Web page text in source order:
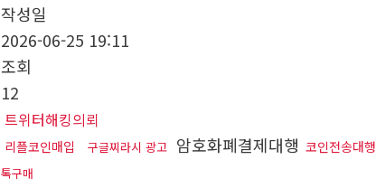
작성일
2026-06-25 19:11
조회
12
트위터해킹의뢰
리플코인매입 구글찌라시 광고 암호화폐결제대행 코인전송대행
톡구매